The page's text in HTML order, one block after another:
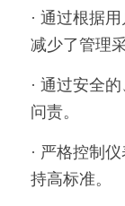
· 通过根据
减少了管理
· 通过安全
问责。
· 严格控制
持高标准。